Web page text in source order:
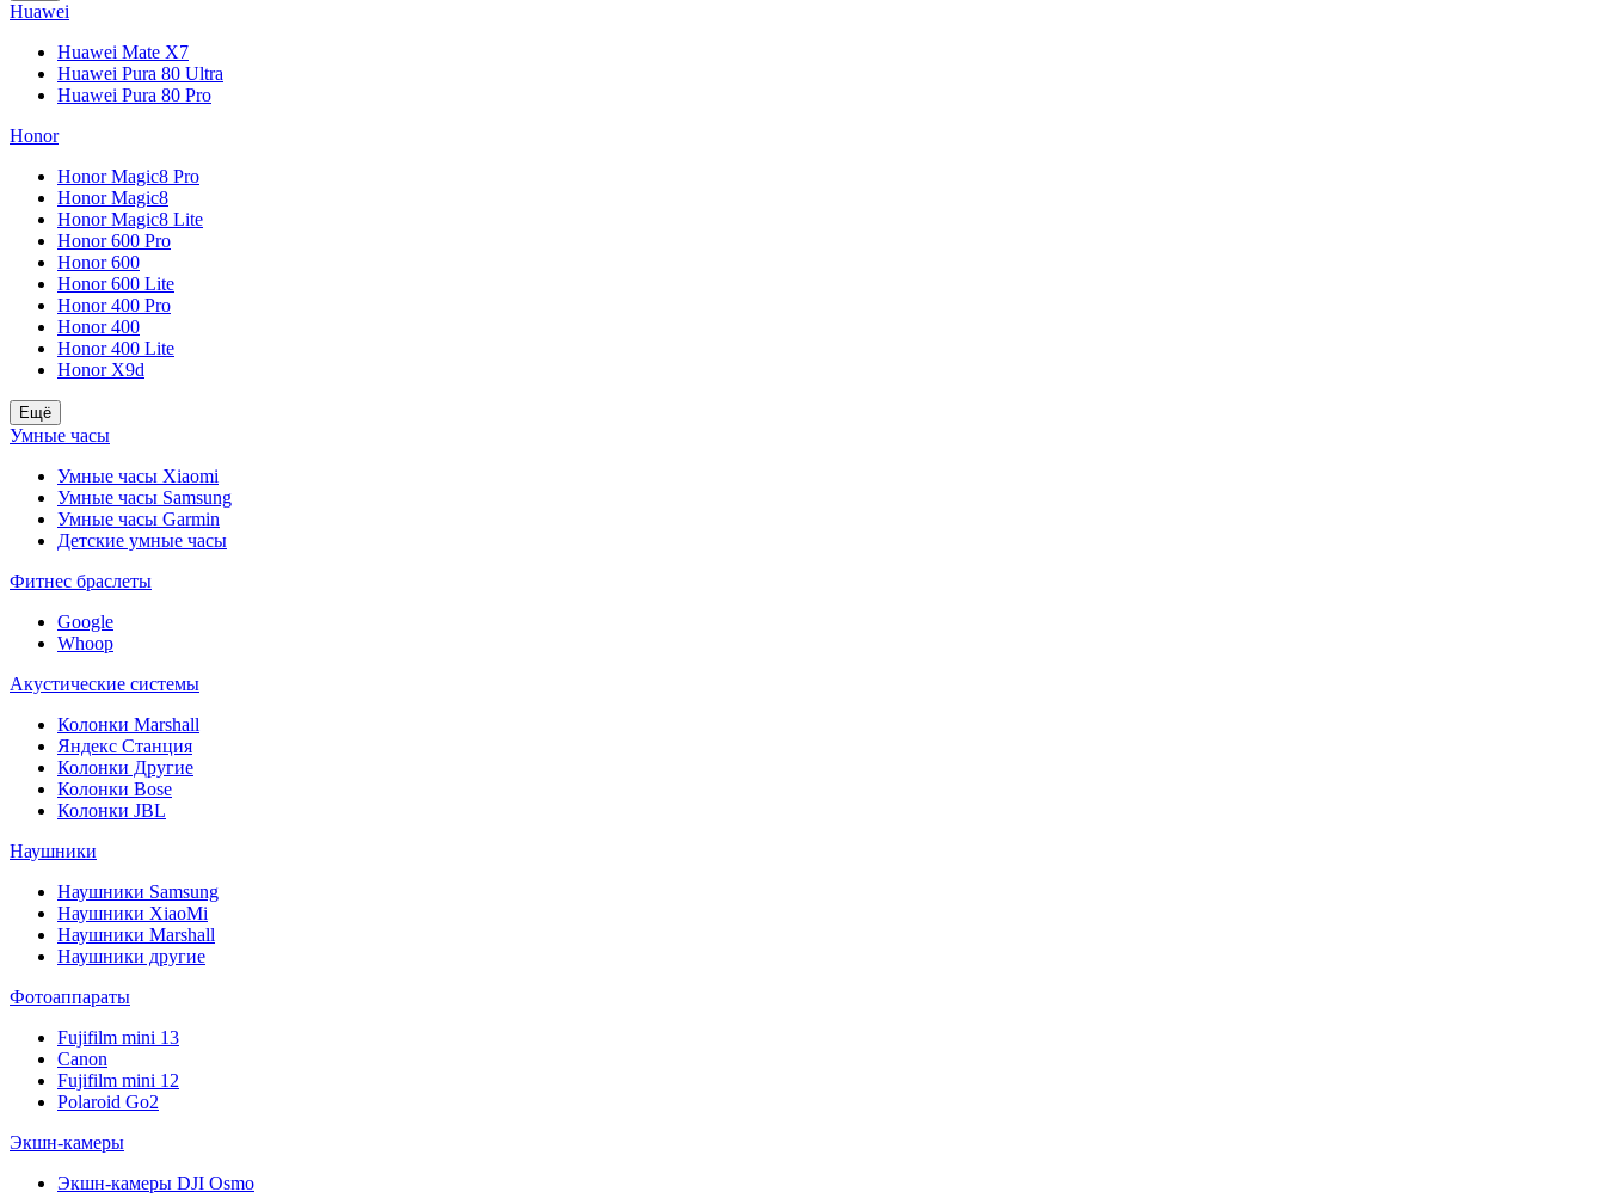
Huawei
Huawei Mate X7
Huawei Pura 80 Ultra
Huawei Pura 80 Pro
Honor
Honor Magic8 Pro
Honor Magic8
Honor Magic8 Lite
Honor 600 Pro
Honor 600
Honor 600 Lite
Honor 400 Pro
Honor 400
Honor 400 Lite
Honor X9d
Ещё
Умные часы
Умные часы Xiaomi
Умные часы Samsung
Умные часы Garmin
Детские умные часы
Фитнес браслеты
Google
Whoop
Акустические системы
Колонки Marshall
Яндекс Станция
Колонки Другие
Колонки Bose
Колонки JBL
Наушники
Наушники Samsung
Наушники XiaoMi
Наушники Marshall
Наушники другие
Фотоаппараты
Fujifilm mini 13
Canon
Fujifilm mini 12
Polaroid Go2
Экшн-камеры
Экшн-камеры DJI Osmo